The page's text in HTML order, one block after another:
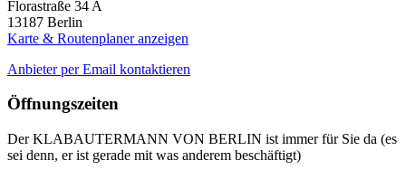
Florastraße 34 A
13187 Berlin
Karte & Routenplaner anzeigen
Anbieter per Email kontaktieren
Öffnungszeiten
Der KLABAUTERMANN VON BERLIN ist immer für Sie da (es
sei denn, er ist gerade mit was anderem beschäftigt)